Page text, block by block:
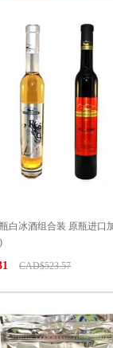
白冰酒组合装 原瓶进口
CAD$523.57